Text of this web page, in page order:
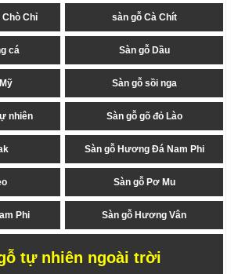
Chò Chỉ sàn gỗ Cà Chít
cá Sàn gỗ Dầu
Sàn gỗ sồi nga
nhiên Sàn gỗ gõ đỏ Lào
Sàn gỗ Hương Đá Nam Phi
Sàn gỗ Pơ Mu
Phi Sàn gỗ Hương Vân
tự nhiên ngoài trời